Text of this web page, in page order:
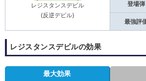
レジスタンスデビル
(反逆デビル)
登場弾
最強評
レジスタンスデビルの効果
最大効果